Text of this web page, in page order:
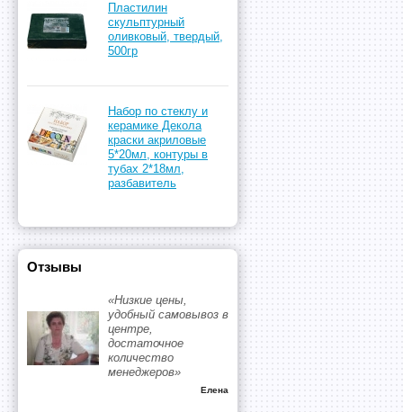
Пластилин
скульптурный
оливковый, твердый,
500гр
Набор по стеклу и
керамике Декола
краски акриловые
5*20мл, контуры в
тубах 2*18мл,
разбавитель
Отзывы
«Низкие цены,
удобный самовывоз в
центре,
достаточное
количество
менеджеров»
Елена